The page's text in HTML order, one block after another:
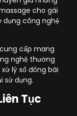
cho gái
dụng công nghệ
cấp mang
nghệ thường
lý số đông bài
sử dụng.
Tục